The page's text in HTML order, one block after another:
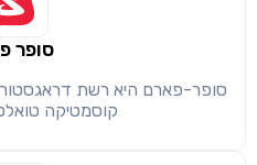
סופר
סופר-פארם היא רשת
קוסמטיקה